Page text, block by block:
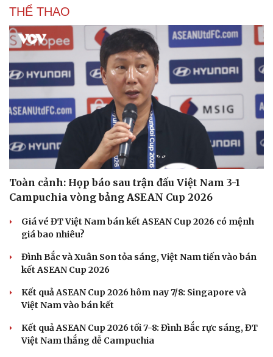
Tư vấn
Săn Tour
check-in
Câu chuyện thời sự
Đọc truyện đêm khuya
Cửa sổ tình yêu
Kể chuyện cho bé
Hạt giống tâm hồn
THỂ THAO
Toàn cảnh: Họp báo sau trận đấu Việt Nam 3-1
Campuchia vòng bảng ASEAN Cup 2026
Giá vé ĐT Việt Nam bán kết ASEAN Cup 2026 có mệnh
giá bao nhiêu?
Đình Bắc và Xuân Son tỏa sáng, Việt Nam tiến vào bán
kết ASEAN Cup 2026
Kết quả ASEAN Cup 2026 hôm nay 7/8: Singapore và
Việt Nam vào bán kết
Kết quả ASEAN Cup 2026 tối 7-8: Đình Bắc rực sáng, ĐT
Việt Nam thắng dễ Campuchia